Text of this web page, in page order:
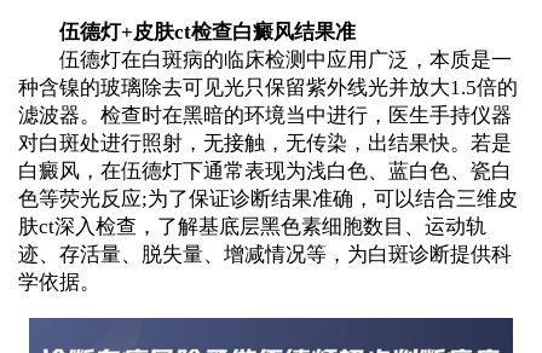
伍德灯+皮肤ct检查白癜风结果准
伍德灯在白斑病的临床检测中应用广泛，本质是一
种含镍的玻璃除去可见光只保留紫外线光并放大1.5倍的
滤波器。检查时在黑暗的环境当中进行，医生手持仪器
对白斑处进行照射，无接触，无传染，出结果快。若是
白癜风，在伍德灯下通常表现为浅白色、蓝白色、瓷白
色等荧光反应;为了保证诊断结果准确，可以结合三维皮
肤ct深入检查，了解基底层黑色素细胞数目、运动轨
迹、存活量、脱失量、增减情况等，为白斑诊断提供科
学依据。